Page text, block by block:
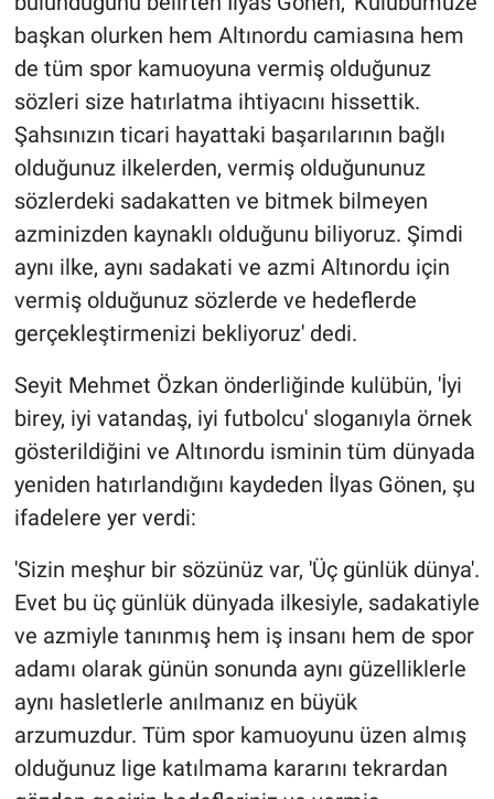
başkan olurken hem Altınordu camiasına hem
de tüm spor kamuoyuna vermiş olduğunuz
sözleri size hatırlatma ihtiyacını hissettik.
Şahsınızın ticari hayattaki başarılarının bağlı
olduğunuz ilkelerden, vermiş olduğununuz
sözlerdeki sadakatten ve bitmek bilmeyen
azminizden kaynaklı olduğunu biliyoruz. Şimdi
aynı ilke, aynı sadakati ve azmi Altınordu için
vermiş olduğunuz sözlerde ve hedeflerde
gerçekleştirmenizi bekliyoruz' dedi.
Seyit Mehmet Özkan önderliğinde kulübün, 'İyi
birey, iyi vatandaş, iyi futbolcu' sloganıyla örnek
gösterildiğini ve Altınordu isminin tüm dünyada
yeniden hatırlandığını kaydeden İlyas Gönen, şu
ifadelere yer verdi:
'Sizin meşhur bir sözünüz var, 'Üç günlük dünya'.
Evet bu üç günlük dünyada ilkesiyle, sadakatiyle
ve azmiyle tanınmış hem iş insanı hem de spor
adamı olarak günün sonunda aynı güzelliklerle
aynı hasletlerle anılmanız en büyük
arzumuzdur. Tüm spor kamuoyunu üzen almış
olduğunuz lige katılmama kararını tekrardan